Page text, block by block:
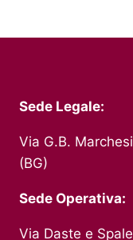
Sede Legale:
Via G.B.
(BG)
Sede Operativa:
Via Daste e